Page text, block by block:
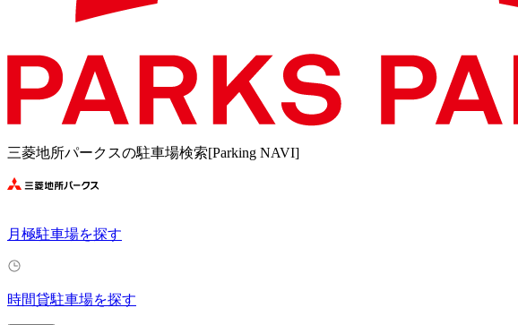
三菱地所パークスの駐車場検索[Parking NAVI]
月極駐車場を探す
時間貸駐車場を探す